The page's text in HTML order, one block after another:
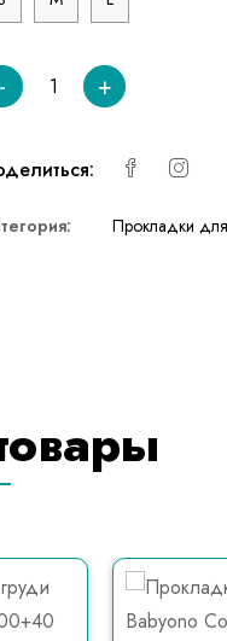
- +
Прокладки